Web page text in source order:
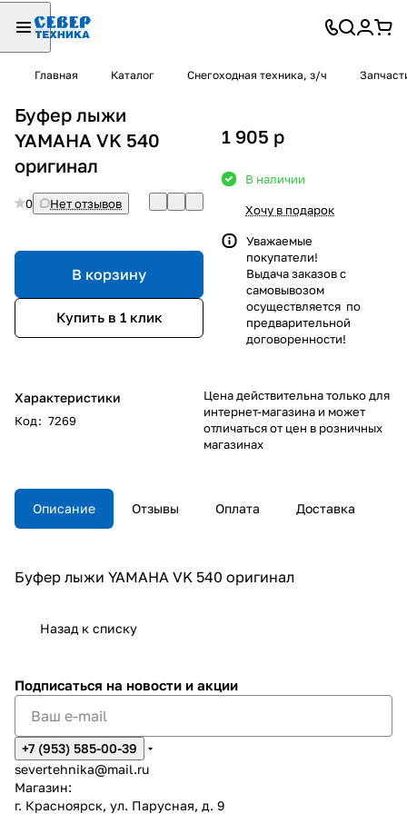
Главная Каталог Снегоходная техника, з/ч
Буфер лыжи
YAMAHA VK 540
оригинал
0 Нет отзывов
В корзину
Купить в 1 клик
Характеристики
Код: 7269
1 905 p
В наличии
Хочу в подарок
Уважаемые
покупатели!
Выдача заказов с
самовывозом
осуществляется по
предварительной
договоренности!
Цена действительна только для
интернет-магазина и может
отличаться от цен в розничных
магазинах
Описание Отзывы Оплата Доставка
Буфер лыжи YAMAHA VK 540 оригинал
Назад к списку
Подписаться на новости и акции
+7 (953) 585-00-39
severtehnika@mail.ru
Магазин:
г. Красноярск, ул. Парусная, д. 9